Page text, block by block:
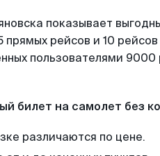
показывает
рейсов и 10
пользователями 9000
билет на самолет без
различаются по цене.